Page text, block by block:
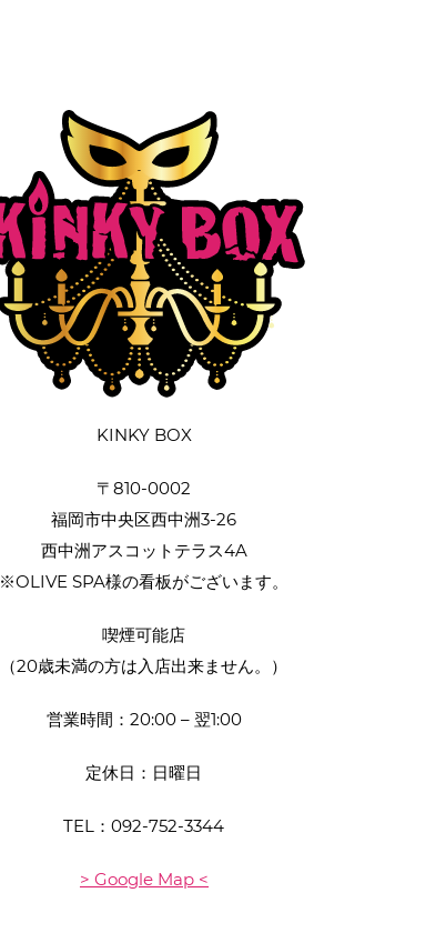
KINKY BOX
〒810-0002
福岡市中央区西中洲3-26
西中洲アスコットテラス4A
※OLIVE SPA様の看板がございます。
喫煙可能店
（20歳未満の方は入店出来ません。）
営業時間：20:00 – 翌1:00
定休日：日曜日
TEL：092-752-3344
> Google Map <